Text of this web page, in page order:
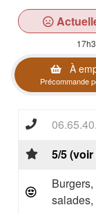
À
Précommande
5/5